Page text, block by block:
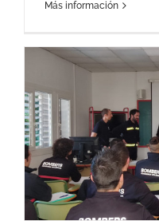
Más información